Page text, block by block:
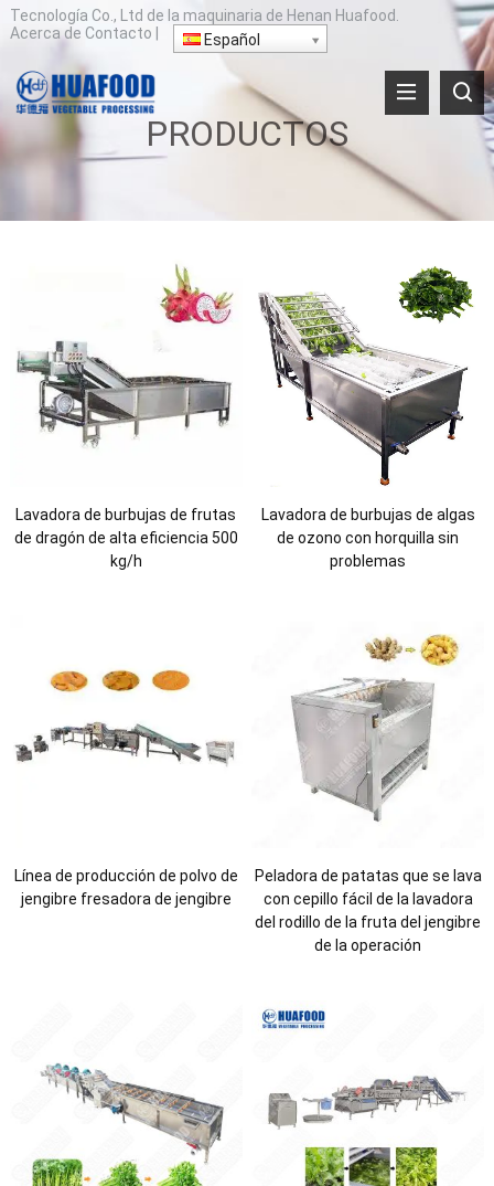
Tecnología Co., Ltd de la maquinaria de Henan Huafood.
Acerca de Contacto Español
PRODUCTOS
Lavadora de burbujas de frutas
de dragón de alta eficiencia 500
kg/h
Lavadora de burbujas de algas
de ozono con horquilla sin
problemas
Línea de producción de polvo de
jengibre fresadora de jengibre
Peladora de patatas que se lava
con cepillo fácil de la lavadora
del rodillo de la fruta del jengibre
de la operación